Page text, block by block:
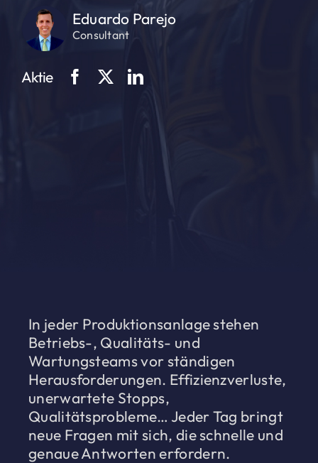
Eduardo Parejo
Consultant
Aktie
In jeder Produktionsanlage stehen
Betriebs-, Qualitäts- und
Wartungsteams vor ständigen
Herausforderungen. Effizienzverluste,
unerwartete Stopps,
Qualitätsprobleme… Jeder Tag bringt
neue Fragen mit sich, die schnelle und
genaue Antworten erfordern.